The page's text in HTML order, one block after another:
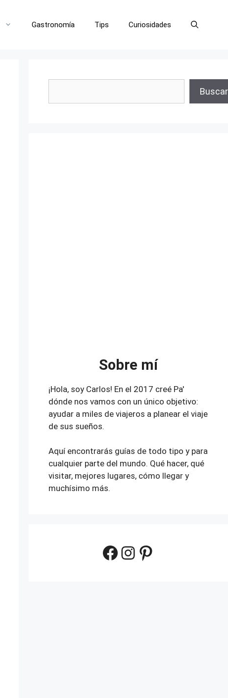
Gastronomía Tips Curiosidades
Buscar
Sobre mí
¡Hola, soy Carlos! En el 2017 creé Pa'
dónde nos vamos con un único objetivo:
ayudar a miles de viajeros a planear el viaje
de sus sueños.
Aquí encontrarás guías de todo tipo y para
cualquier parte del mundo. Qué hacer, qué
visitar, mejores lugares, cómo llegar y
muchísimo más.
Facebook
Instagram
Pinterest